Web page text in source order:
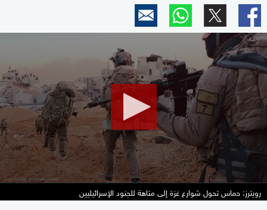
minute,
52
seconds
رويترز: حماس تحول شوارع غزة إلى متاهة للجنود الإسرائيليين